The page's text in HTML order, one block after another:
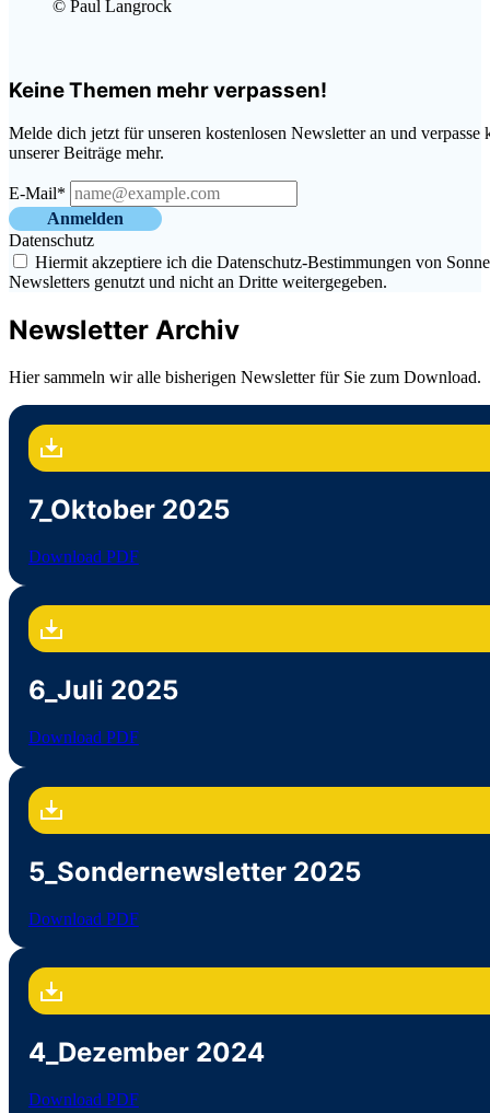
© Paul Langrock
Keine Themen mehr verpassen!
Melde dich jetzt für unseren kostenlosen Newsletter an und verpasse
unserer Beiträge mehr.
E-Mail*
Anmelden
Datenschutz
Hiermit akzeptiere ich die Datenschutz-Bestimmungen von
Newsletters genutzt und nicht an Dritte weitergegeben.
Newsletter Archiv
Hier sammeln wir alle bisherigen Newsletter für Sie zum Download.
7_Oktober 2025
Download PDF
6_Juli 2025
Download PDF
5_Sondernewsletter 2025
Download PDF
4_Dezember 2024
Download PDF